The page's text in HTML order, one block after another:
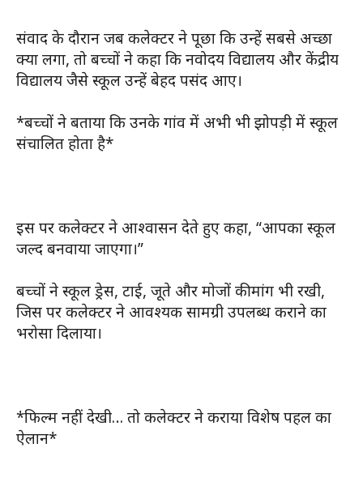
संवाद के दौरान जब कलेक्टर ने पूछा कि उन्हें सबसे अच्छा
क्या लगा, तो बच्चों ने कहा कि नवोदय विद्यालय और केंद्रीय
विद्यालय जैसे स्कूल उन्हें बेहद पसंद आए।
*बच्चों ने बताया कि उनके गांव में अभी भी झोपड़ी में स्कूल
संचालित होता है*
इस पर कलेक्टर ने आश्वासन देते हुए कहा, “आपका स्कूल
जल्द बनवाया जाएगा।”
बच्चों ने स्कूल ड्रेस, टाई, जूते और मोजों की मांग भी रखी,
जिस पर कलेक्टर ने आवश्यक सामग्री उपलब्ध कराने का
भरोसा दिलाया।
*फिल्म नहीं देखी… तो कलेक्टर ने कराया विशेष पहल का
ऐलान*